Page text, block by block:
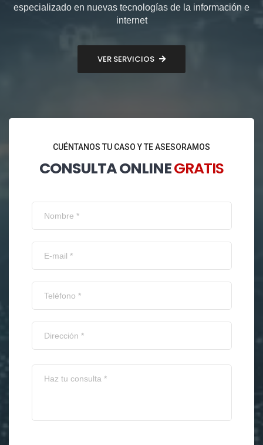
especializado en nuevas tecnologías de la información e
internet
VER SERVICIOS
CUÉNTANOS TU CASO Y TE ASESORAMOS
CONSULTA ONLINEGRATIS